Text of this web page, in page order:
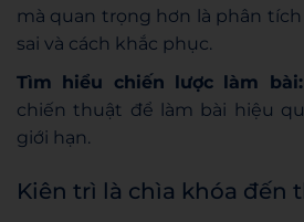
mà quan trọng hơn là phân
sai và cách khắc phục.
Tìm hiểu chiến lược làm bài:
chiến thuật để làm bài hiệu
giới hạn.
Kiên trì là chìa khóa đến